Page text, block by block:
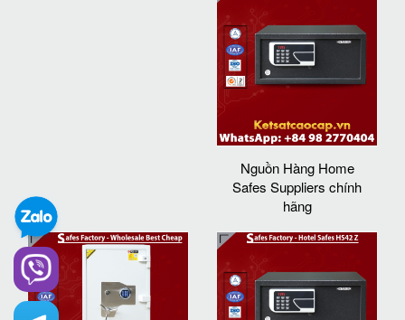
Nguồn Hàng Home
Safes Suppliers chính
hãng